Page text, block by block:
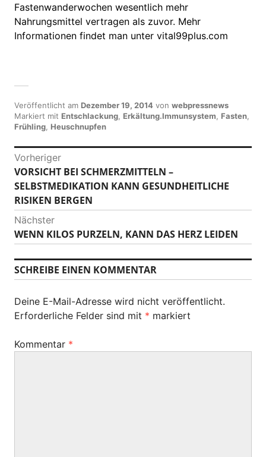
Fastenwanderwochen wesentlich mehr
Nahrungsmittel vertragen als zuvor. Mehr
Informationen findet man unter vital99plus.com
Veröffentlicht am Dezember 19, 2014 von webpressnews
Markiert mit Entschlackung Erkältung.Immunsystem Fasten
Frühling Heuschnupfen
B
e
i
t
r
a
g
s
N
Vorheriger
V
o
r
h
e
r
i
g
r
B
i
VORSICHT BEI SCHMERZMITTELN –
SELBSTMEDIKATION KANN GESUNDHEITLICHE
RISIKEN BERGEN
Nächster
N
ä
c
h
t
e
B
WENN KILOS PURZELN, KANN DAS HERZ LEIDEN
SCHREIBE EINEN KOMMENTAR
Deine E-Mail-Adresse wird nicht veröffentlicht.
Erforderliche Felder sind mit * markiert
Kommentar *